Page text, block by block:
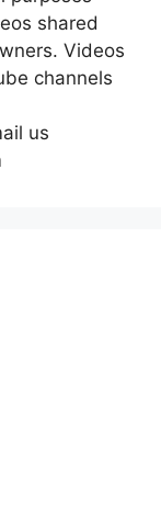
shared
Videos
channels
us